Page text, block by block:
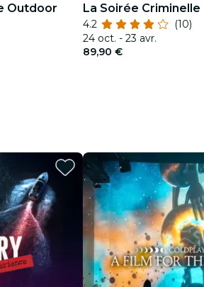
Outdoor
La Soirée Criminelle
4.2
(10)
24 oct. - 23 avr.
89,90 €